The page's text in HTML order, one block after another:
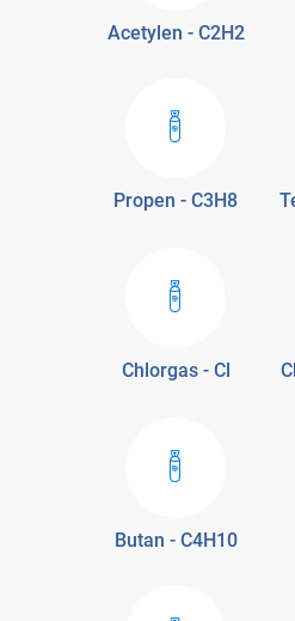
Acetylen - C2H2
Propen - C3H8
Chlorgas - Cl
Butan - C4H10